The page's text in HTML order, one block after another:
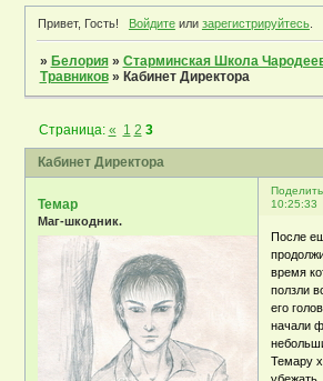
Привет, Гость! Войдитеили зарегистрируйтесь.
» Белория » Старминская Школа
Травников » Кабинет Директора
Кабинет Директора
Страница: « 1 2 3
10:25:33
Темар
Маг-шкодник.
После
время
ползли
его
начали
Темару